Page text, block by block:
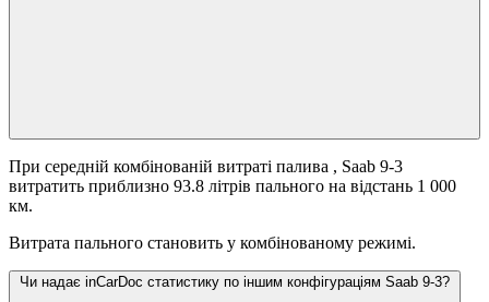
При середній комбінованій витраті палива , Saab 9-3
витратить приблизно 93.8 літрів пального на відстань 1 000
км.
Витрата пального становить у комбінованому режимі.
Чи надає inCarDoc статистику по іншим конфігураціям Saab 9-3?